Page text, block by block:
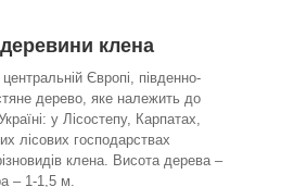
клена
Європі, південно-
дерево, яке належить до
у Лісостепу, Карпатах,
лісових господарствах
клена. Висота дерева –
– 1-1,5 м.